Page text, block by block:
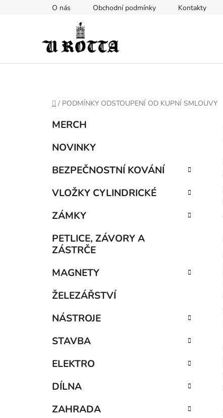
O nás Obchodní podmínky Kontakty
DOMŮ
/ PODMÍNKY ODSTOUPENÍ OD KUPNÍ SMLOUVY
Přeskočit
kategorie
MERCH
NOVINKY
BEZPEČNOSTNÍ KOVÁNÍ
VLOŽKY CYLINDRICKÉ
ZÁMKY
PETLICE, ZÁVORY A
ZÁSTRČE
MAGNETY
ŽELEZÁŘSTVÍ
NÁSTROJE
STAVBA
ELEKTRO
DÍLNA
ZAHRADA